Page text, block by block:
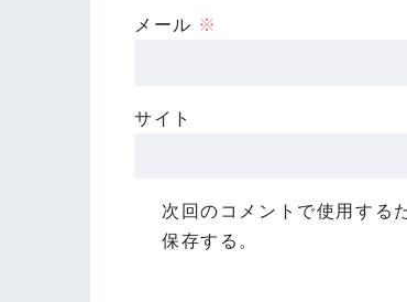
メール ※
サイト
次回のコメントで使用する
保存する。